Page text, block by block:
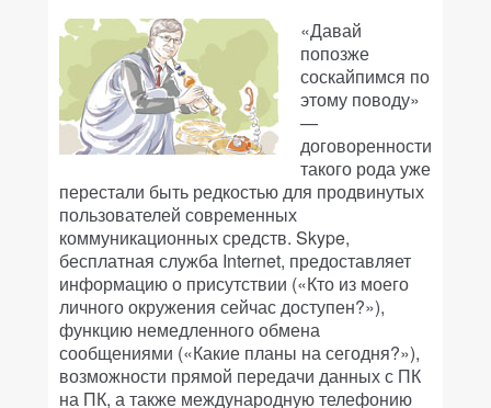
«Давай
попозже
соскайпимся по
этому поводу»
—
договоренности
такого рода уже
перестали быть редкостью для продвинутых
пользователей современных
коммуникационных средств. Skype,
бесплатная служба Internet, предоставляет
информацию о присутствии («Кто из моего
личного окружения сейчас доступен?»),
функцию немедленного обмена
сообщениями («Какие планы на сегодня?»),
возможности прямой передачи данных с ПК
на ПК, а также международную телефонию